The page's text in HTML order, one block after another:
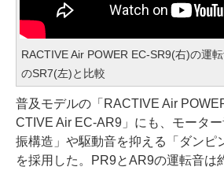
RACTIVE Air POWER EC-SR9(右)の運
のSR7(左)と比較
普及モデルの「RACTIVE Air
CTIVE Air EC-AR9」にも、モータ
振構造」や駆動音を抑える「ダンピ
を採用した。PR9とAR9の運転音は